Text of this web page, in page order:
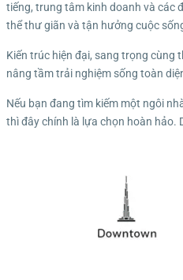
tiếng, trung tâm kinh doanh và các
thể thư giãn và tận hưởng cuộc
Kiến trúc hiện đại, sang trọng cùng
nâng tầm trải nghiệm sống toàn
Nếu bạn đang tìm kiếm một ngôi
thì đây chính là lựa chọn hoàn hảo.